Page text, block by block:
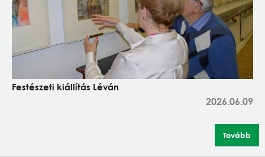
Festészeti kiállítás Léván
2026.06.09
Tovább